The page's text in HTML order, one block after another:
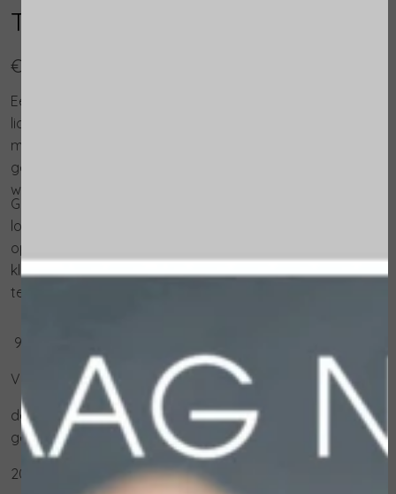
Tranquillity Bodylotion
€ 47,50
Een aromatische en zijdeachtige bodylotion met een
lichte textuur. Heeft een hydraterende werking en
maakt de huid zijdezacht. Dankzij de kalmerende
geurnoten worden stress en spanning verlicht en
worden lichaam en geest weer in balans gebracht.
Geschikt voor iedereen die van lichte, hydraterende
lotions houden die snel door de huid worden
opgenomen. Geschikt voor in warme en vochtige
klimaten. Ideaal aan het einde van de dag om tot rust
te komen en stress te verlichten.
92% van de ingrediënten is van natuurlijke oorsprong
VOORDELEN
de zijdezachte textuur maakt de huid zacht,
gehydrateerd en aangenaam geurend
200 ml